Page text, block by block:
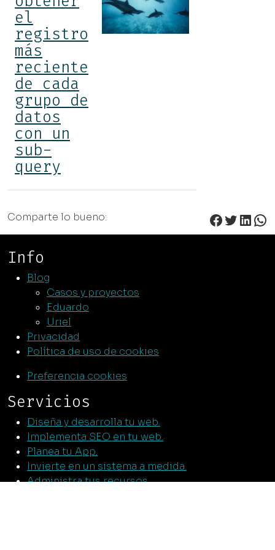
el
registro
más
reciente
de cada
grupo de
datos
con un
sub-
query
Twitter
Comparte lo bueno:
Info
Blog
Casos y proyectos
Eduardo
Uriel
Privacidad
Política de uso de cookies
Preferencia cookies
Servicios
Diseña y desarrolla tu web.
Implementa SEO en tu web.
Planea tu App.
Invierte en un sistema a medida.
Administra tus recursos.